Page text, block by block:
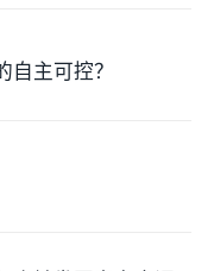
自主可控？